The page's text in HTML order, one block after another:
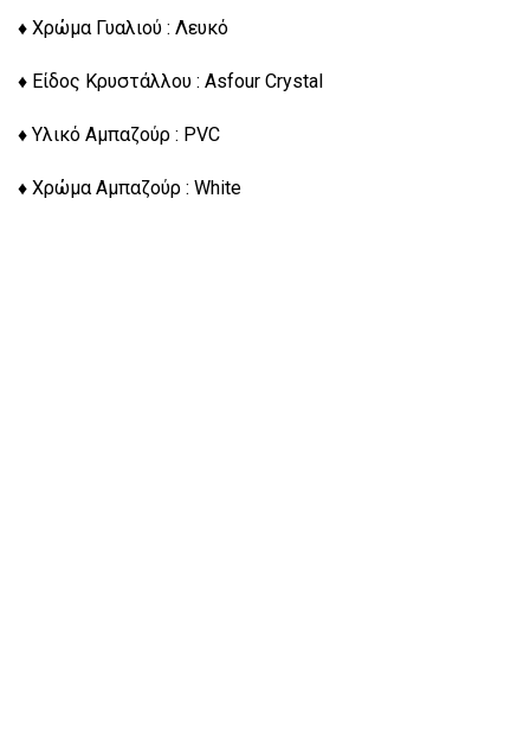
♦ Χρώμα Γυαλιού : Λευκό
♦ Είδος Κρυστάλλου : Asfour Crystal
♦ Υλικό Αμπαζούρ : PVC
♦ Χρώμα Αμπαζούρ : White